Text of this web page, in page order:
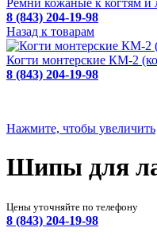
Ремни кожаные к когтям и
8 (843) 204-19-98
Назад к товарам
Когти монтерские КМ-2
8 (843) 204-19-98
Нажмите, чтобы увеличить
Шипы для
Цены уточняйте по телефону
8 (843) 204-19-98